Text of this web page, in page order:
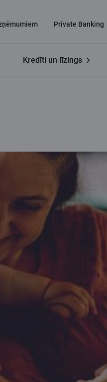
Private Banking
Kredīti un līzings